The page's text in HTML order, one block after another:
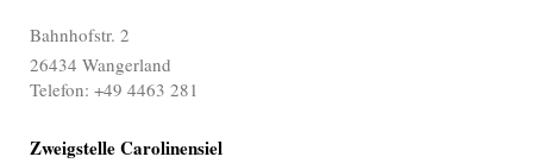
Bahnhofstr. 2
26434 Wangerland
Telefon: +49 4463 281
Zweigstelle Carolinensiel